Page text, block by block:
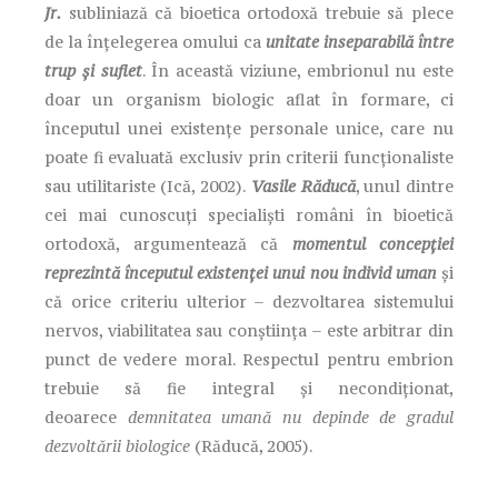
Jr. subliniază că bioetica ortodoxă trebuie să plece
de la înțelegerea omului ca unitate inseparabilă între
trup și suflet. În această viziune, embrionul nu este
doar un organism biologic aflat în formare, ci
începutul unei existențe personale unice, care nu
poate fi evaluată exclusiv prin criterii funcționaliste
sau utilitariste (Ică, 2002). Vasile Răducă, unul dintre
cei mai cunoscuți specialiști români în bioetică
ortodoxă, argumentează că momentul concepției
reprezintă începutul existenței unui nou individ uman și
că orice criteriu ulterior – dezvoltarea sistemului
nervos, viabilitatea sau conștiința – este arbitrar din
punct de vedere moral. Respectul pentru embrion
trebuie să fie integral și necondiționat,
deoarece demnitatea umană nu depinde de gradul
dezvoltării biologice (Răducă, 2005).